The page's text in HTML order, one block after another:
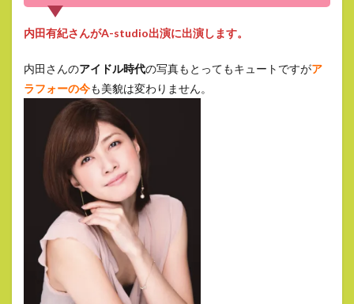
内田有紀さんがA-studio出演に出演します。
内田さんのアイドル時代の写真もとってもキュートですがア
ラフォーの今も美貌は変わりません。